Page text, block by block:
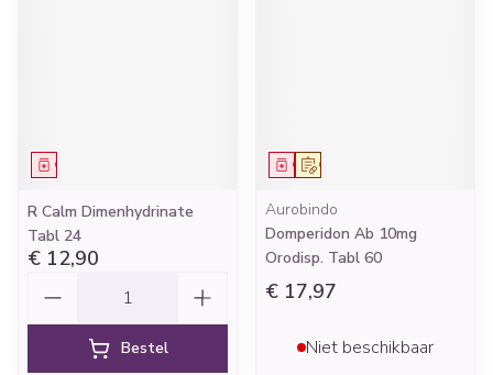
Geneesmiddel
R Calm Dimenhydrinate
Tabl 24
€ 12,90
Bestel
Op voorschrift
Geneesmiddel
Aurobindo
Domperidon Ab 10mg
Orodisp. Tabl 60
€ 17,97
Niet beschikbaar